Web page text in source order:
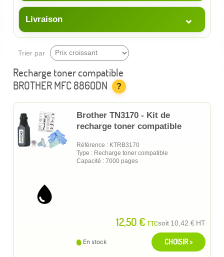
Livraison ⌄
Trier par
Recharge toner compatible
BROTHER MFC 8860DN
?
Brother TN3170 - Kit de
recharge toner compatible
Référence : KTRB3170
Type : Recharge toner compatible
Capacité : 7000 pages
12,50 € TTCsoit 10,42 € HT
En stock CHOISIR >